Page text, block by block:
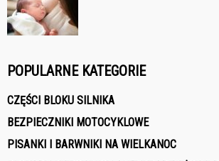
POPULARNE KATEGORIE
CZĘŚCI BLOKU SILNIKA
BEZPIECZNIKI MOTOCYKLOWE
PISANKI I BARWNIKI NA WIELKANOC